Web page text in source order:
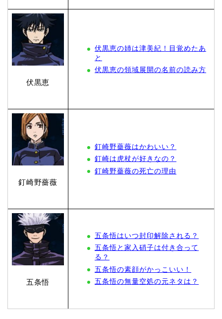
伏黒恵
伏黒恵の姉は津美紀！目覚めたあ
と
伏黒恵の領域展開の名前の読み方
釘崎野薔薇
釘崎野薔薇はかわいい？
釘崎は虎杖が好きなの？
釘崎野薔薇の死亡の理由
五条悟
五条悟はいつ封印解除される？
五条悟と家入硝子は付き合って
る？
五条悟の素顔がかっこいい！
五条悟の無量空処の元ネタは？